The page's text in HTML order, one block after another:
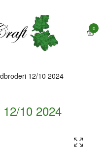
0
12/10 2024
10 2024